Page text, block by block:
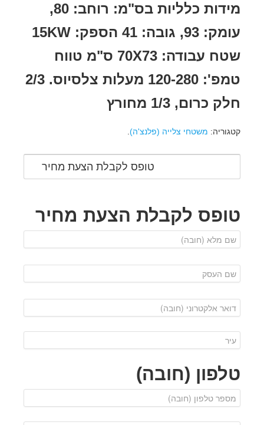
מידות כלליות בס"מ: רוחב: 80,
עומק: 93, גובה: 41 הספק: 15KW
שטח עבודה: 70X73 ס"מ טווח
טמפ': 120-280 מעלות צלסיוס. 2/3
חלק כרום, 1/3 מחורץ
קטגוריה: משטחי צלייה (פלנצ'ה)
טופס לקבלת הצעת מחיר
טופס לקבלת הצעת מחיר
טלפון (חובה)